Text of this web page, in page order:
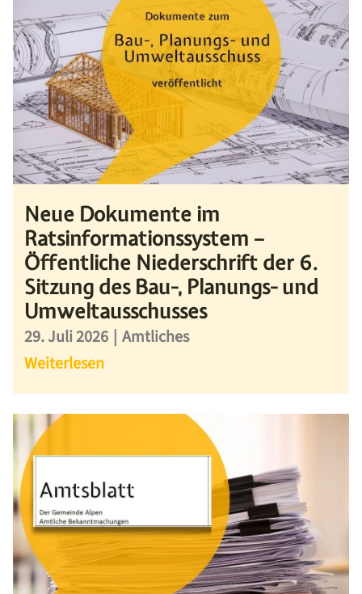
Neue Dokumente im
Ratsinformationssystem –
Öffentliche Niederschrift der 6.
Sitzung des Bau-, Planungs- und
Umweltausschusses
29. Juli 2026 | Amtliches
Weiterlesen